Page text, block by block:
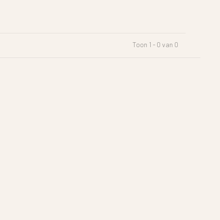
Toon 1 - 0 van 0